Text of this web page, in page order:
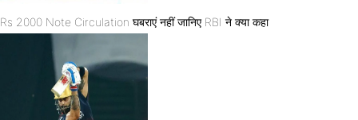
Rs 2000 Note Circulation घबराएं नहीं जानिए RBI ने क्या कहा